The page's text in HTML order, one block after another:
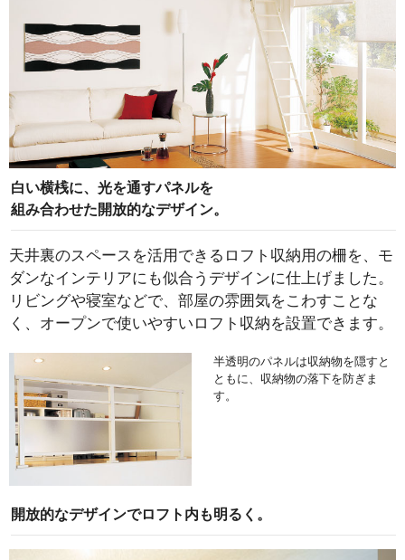
白い横桟に、光を通すパネルを
組み合わせた開放的なデザイン。
天井裏のスペースを活用できるロフト収納用の柵を、モ
ダンなインテリアにも似合うデザインに仕上げました。
リビングや寝室などで、部屋の雰囲気をこわすことな
く、オープンで使いやすいロフト収納を設置できます。
半透明のパネルは収納物を隠すと
ともに、収納物の落下を防ぎま
す。
開放的なデザインでロフト内も明るく。